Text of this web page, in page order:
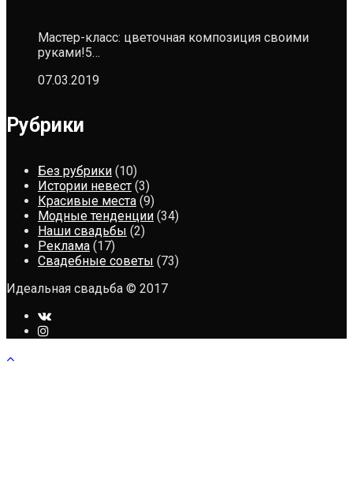
Мастер-класс: цветочная композиция своими
руками!5…
07.03.2019
Рубрики
Без рубрики (10)
Истории невест (3)
Красивые места (9)
Модные тенденции (34)
Наши свадьбы (2)
Реклама (17)
Свадебные советы (73)
Идеальная свадьба © 2017